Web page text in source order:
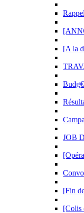
[A la
JOB
[Fin
[Colis